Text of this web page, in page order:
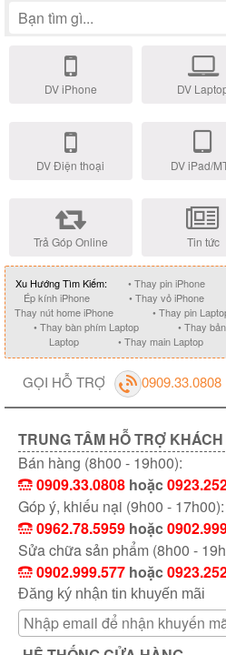
DV iPhone DV
DV Điện thoại DV iPad/
Trả Góp Online Tin tức
Xu Hướng Tìm Kiếm: • Thay pin iPhone
Ép kính iPhone
• Thay vỏ iPhone
Thay nút home iPhone
• Thay pin
• Thay bàn phím Laptop
• Thay
Laptop
• Thay main Laptop
GỌI HỖ TRỢ 0909.33.0808
TRUNG TÂM HỖ TRỢ
Bán hàng (8h00 - 19h00):
0909.33.0808 hoặc
Góp ý, khiếu nại (9h00 - 17h00):
0962.78.5959 hoặc
Sửa chữa sản phẩm (8h00 -
0902.999.577 hoặc
Đăng ký nhận tin khuyến mãi